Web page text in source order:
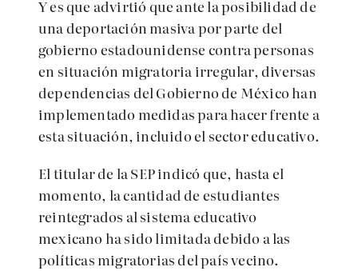
Y es que advirtió que ante la posibilidad de
una deportación masiva por parte del
gobierno estadounidense contra personas
en situación migratoria irregular, diversas
dependencias del Gobierno de México han
implementado medidas para hacer frente a
esta situación, incluido el sector educativo.
El titular de la SEP indicó que, hasta el
momento, la cantidad de estudiantes
reintegrados al sistema educativo
mexicano ha sido limitada debido a las
políticas migratorias del país vecino.